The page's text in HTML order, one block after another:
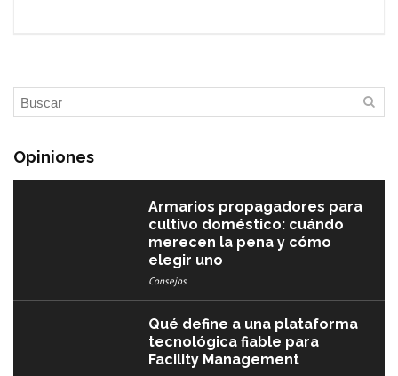
Opiniones
Armarios propagadores para
cultivo doméstico: cuándo
merecen la pena y cómo
elegir uno
Consejos
Qué define a una plataforma
tecnológica fiable para
Facility Management